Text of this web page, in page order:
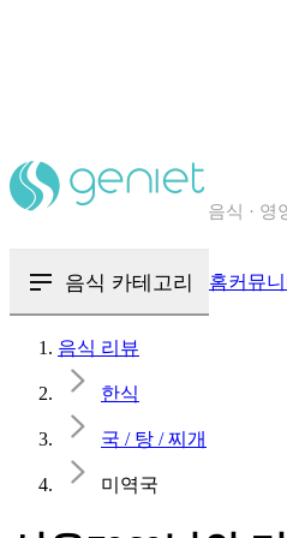
칼로리와
음식 카테고리 홈커뮤니
음식 리뷰
한식
국 / 탕 / 찌개
미역국